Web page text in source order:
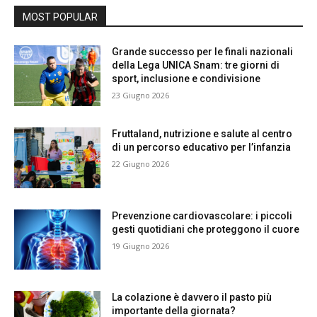
MOST POPULAR
Grande successo per le finali nazionali
della Lega UNICA Snam: tre giorni di
sport, inclusione e condivisione
23 Giugno 2026
Fruttaland, nutrizione e salute al centro
di un percorso educativo per l’infanzia
22 Giugno 2026
Prevenzione cardiovascolare: i piccoli
gesti quotidiani che proteggono il cuore
19 Giugno 2026
La colazione è davvero il pasto più
importante della giornata?